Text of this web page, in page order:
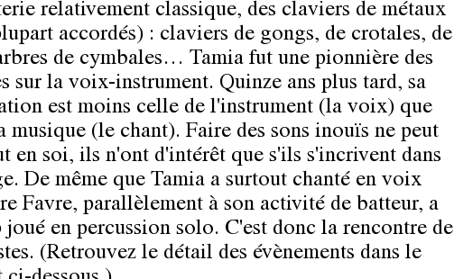
relativement classique, des claviers de métaux
accordés) : claviers de gongs, de crotales, de
de cymbales… Tamia fut une pionnière des
sur la voix-instrument. Quinze ans plus tard, sa
est moins celle de l'instrument (la voix) que
musique (le chant). Faire des sons inouïs ne peut
en soi, ils n'ont d'intérêt que s'ils s'incrivent dans
De même que Tamia a surtout chanté en voix
Favre, parallèlement à son activité de batteur, a
joué en percussion solo. C'est donc la rencontre de
(Retrouvez le détail des évènements dans le